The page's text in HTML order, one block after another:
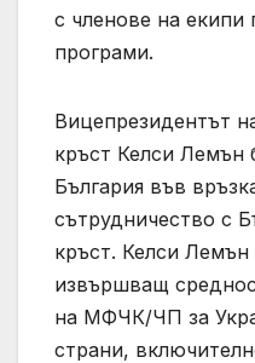
с членове на екипи
програми.
Вицепрезидентът
кръст Келси Лемън
България във
сътрудничество с
кръст. Келси
извършващ
на МФЧК/ЧП за
страни,